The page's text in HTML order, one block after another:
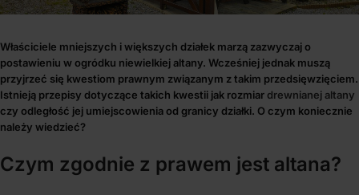
Właściciele mniejszych i większych działek marzą zazwyczaj o
postawieniu w ogródku niewielkiej altany. Wcześniej jednak muszą
przyjrzeć się kwestiom prawnym związanym z takim przedsięwzięciem.
Istnieją przepisy dotyczące takich kwestii jak rozmiar drewnianej altany
czy odległość jej umiejscowienia od granicy działki. O czym koniecznie
należy wiedzieć?
Czym zgodnie z prawem jest altana?